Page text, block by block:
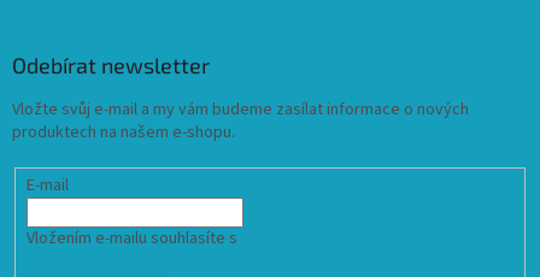
Odebírat newsletter
Vložte svůj e-mail a my vám budeme zasílat informace o nových
produktech na našem e-shopu.
E-mail
Vložením e-mailu souhlasíte s